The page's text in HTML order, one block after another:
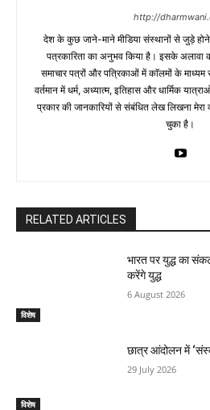
http://
देश के कुछ जाने-माने मीडिया संस्थानों से जुड़े
पत्रकारिता का अनुभव किया है। इसके अलावा
समाचार पत्रों और पत्रिकाओं में काॅलमों के माध्यम
वर्तमान में धर्म, अध्यात्म, इतिहास और धार्मिक
प्रकार की जानकारियों से संबंधित लेख लिखना मेरा
चुका है।
RELATED ARTICLES
विशेष
भारत पर युद्ध का
करेंगे युद्ध
6 August 2026
विशेष
छात्र आंदोलन में
29 July 2026